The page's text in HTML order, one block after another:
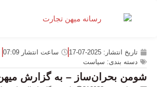
تاریخ انتشار: 2025-07-17 ساعت انتشار 07:09
دسته بندی: سیاست
شومن بحران‌ساز – به گزارش